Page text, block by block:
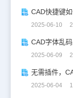
CAD快捷键
2025-06-10
2025-06-09
2025-06-04